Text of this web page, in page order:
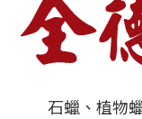
石蠟、植物